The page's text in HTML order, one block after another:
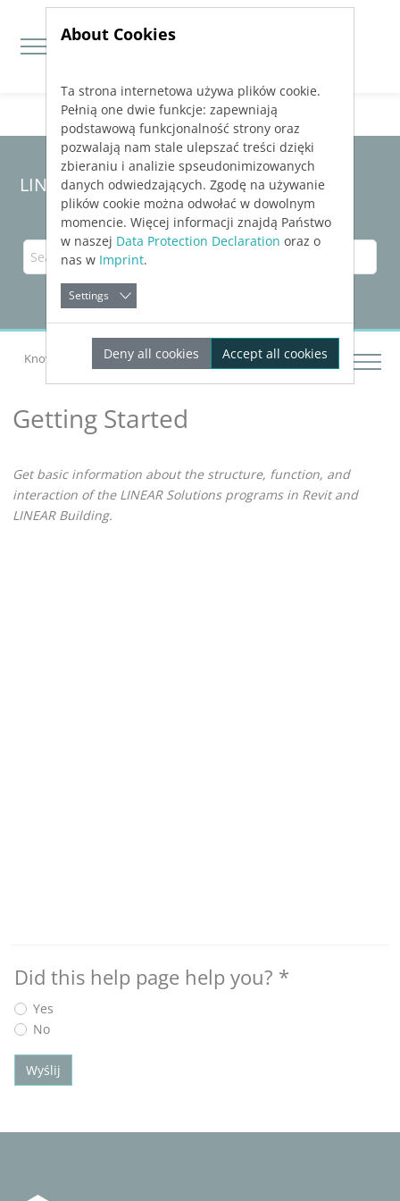
Jump directly to main navigation
Jump directly to content
LINEAR Solutions25for Revit
Knowledge Base Revit Getting Started
Getting Started
Get basic information about the structure, function, and
interaction of the LINEAR Solutionsprograms in Revitand
LINEAR Building.
Did this help page help you? *
Yes
No
Wyślij
About Cookies
Ta strona internetowa używa plików cookie.
Pełnią one dwie funkcje: zapewniają
podstawową funkcjonalność strony oraz
pozwalają nam stale ulepszać treści dzięki
zbieraniu i analizie spseudonimizowanych
danych odwiedzających. Zgodę na używanie
plików cookie można odwołać w dowolnym
momencie. Więcej informacji znajdą Państwo
w naszej Data Protection Declaration oraz o
nas w Imprint.
Settings
Deny all cookies Accept all cookies